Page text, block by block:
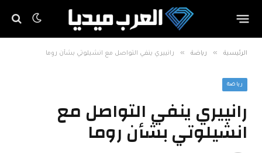
الرئيسية » رياضة » رانييري ينفي التواصل مع انشيلوتي بشأن روما
رياضة
رانييري ينفي التواصل مع
انشيلوتي بشأن روما